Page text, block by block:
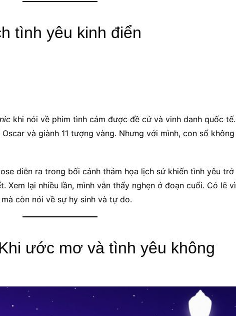
tình yêu kinh điển
khi nói về phim tình cảm được đề cử và vinh danh quốc tế.
và giành 11 tượng vàng. Nhưng với mình, con số không
diễn ra trong bối cảnh thảm họa lịch sử khiến tình yêu trở
Xem lại nhiều lần, mình vẫn thấy nghẹn ở đoạn cuối. Có lẽ vì
còn nói về sự hy sinh và tự do.
ước mơ và tình yêu không